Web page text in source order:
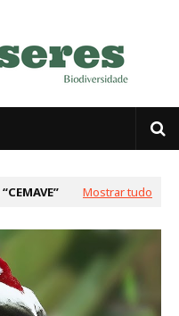
CEMAVE Mostrar tudo